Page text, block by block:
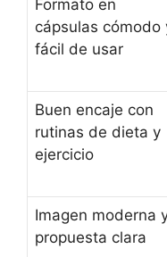
Formato en
cápsulas cómodo
fácil de usar
Buen encaje con
rutinas de dieta y
ejercicio
Imagen moderna
propuesta clara